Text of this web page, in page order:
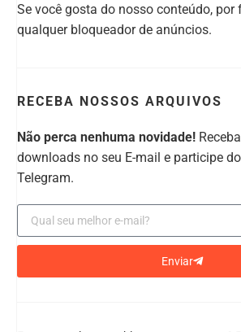
Se você gosta do nosso conteúdo, por
qualquer bloqueador de anúncios.
RECEBA NOSSOS ARQUIVOS
Não perca nenhuma novidade!
downloads no seu E-mail e participe
Telegram.
Enviar